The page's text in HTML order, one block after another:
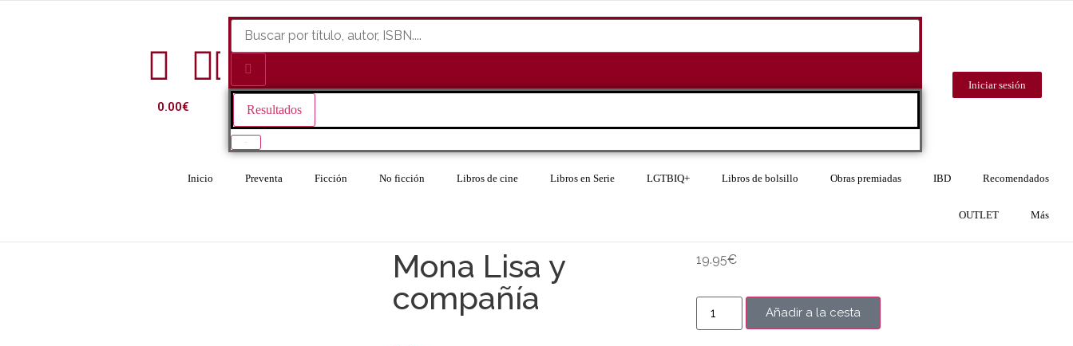
0.00€ Resultados
Iniciar sesión
Inicio Preventa Ficción No ficción Libros de cine Libros en Serie LGTBIQ+ Libros de bolsillo Obras premiadas IBD Recomendados
OUTLET Más
Mona Lisa y
compañía
19.95€
Añadir a la cesta